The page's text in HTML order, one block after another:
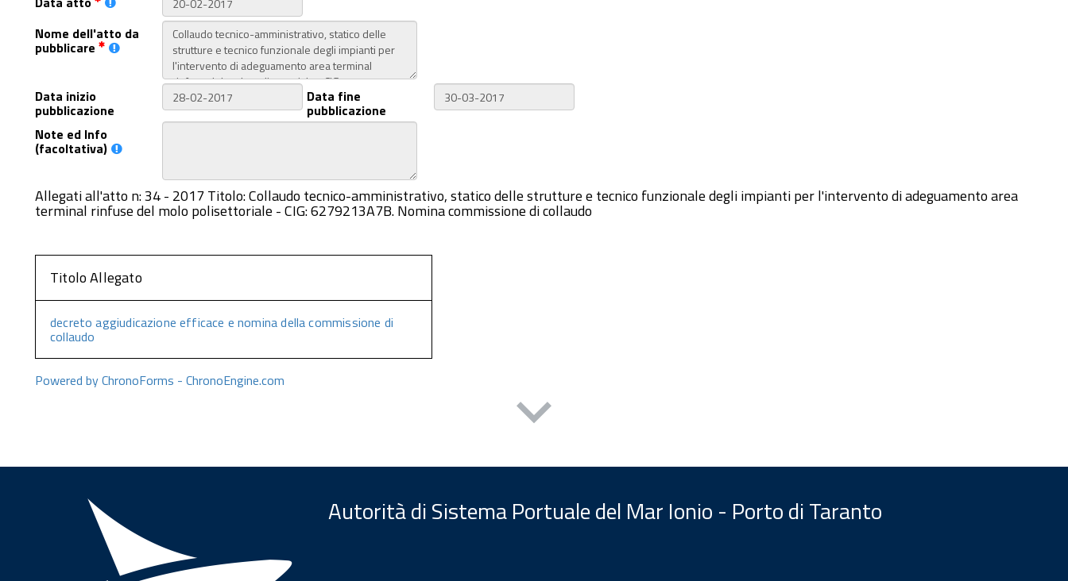
Nome dell'atto da
pubblicare
Data inizio
pubblicazione
Data fine
pubblicazione
Note ed Info
(facoltativa)
Allegati all'atto n: 34 - 2017 Titolo: Collaudo tecnico-amministrativo, statico delle strutture e tecnico funzionale degli impianti per l'intervento di adeguamento area
terminal rinfuse del molo polisettoriale - CIG: 6279213A7B. Nomina commissione di collaudo
Titolo Allegato
decreto aggiudicazione efficace e nomina della commissione di
collaudo
Powered by ChronoForms - ChronoEngine.com
Autorità di Sistema Portuale del Mar Ionio - Porto di Taranto